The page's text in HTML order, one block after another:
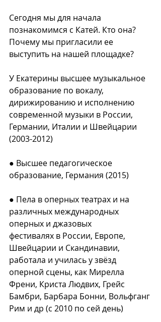
Сегодня мы для начала
познакомимся с Катей. Кто она?
Почему мы пригласили ее
выступить на нашей площадке?⠀
У Екатерины высшее музыкальное
образование по вокалу,
дирижированию и исполнению
современной музыки в России,
Германии, Италии и Швейцарии
(2003-2012)⠀
● Высшее педагогическое
образование, Германия (2015)⠀
● Пела в оперных театрах и на
различных международных
оперных и джазовых⠀
фестивалях в России, Европе,
Швейцарии и Скандинавии,
работала и училась у звёзд
оперной сцены, как Мирелла
Френи, Криста Людвих, Грейс
Бамбри, Барбара Бонни, Вольфганг
Рим и др (с 2010 по сей день)⠀